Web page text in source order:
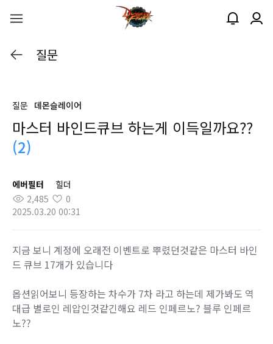
질문
질문 데몬슬레이어
마스터 바인드큐브 하는게 이득일까요??
(2)
에버필터
힐더
2,485
0
2025.03.20 00:31
지금 보니 계정에 오래전 이벤트로 뿌렸던것같은 마스터 바인
드 큐브 17개가 있습니다
옵션읽어보니 등장하는 차수가 7차 라고 하는데 제가봐도 역
대급 별로인 레압인것같긴해요 레드 인페르노? 블루 인페르
노??